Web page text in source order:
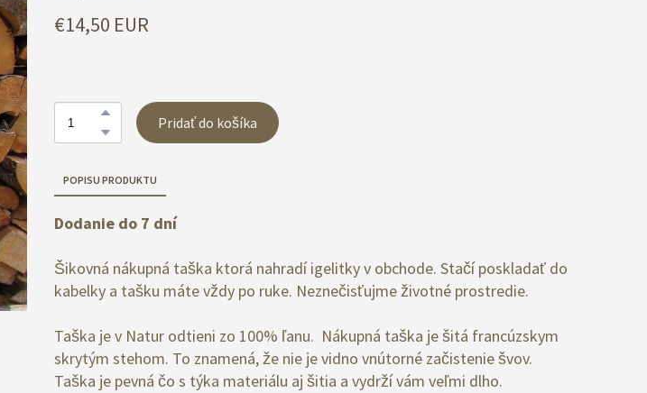
€14,50 EUR
Pridať do košíka
POPISU PRODUKTU
Dodanie do 7 dní
Šikovná nákupná taška ktorá nahradí igelitky v obchode. Stačí poskladať do
kabelky a tašku máte vždy po ruke. Neznečisťujme životné prostredie.
Taška je v Natur odtieni zo 100% ľanu. Nákupná taška je šitá francúzskym
skrytým stehom. To znamená, že nie je vidno vnútorné začistenie švov.
Taška je pevná čo s týka materiálu aj šitia a vydrží vám veľmi dlho.